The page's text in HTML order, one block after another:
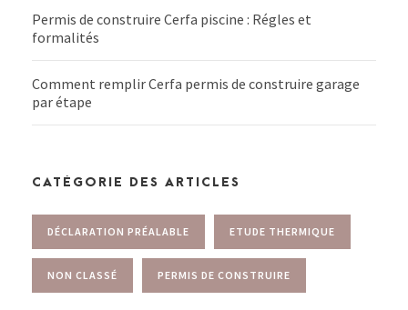
Permis de construire Cerfa piscine : Régles et
formalités
Comment remplir Cerfa permis de construire garage
par étape
CATÉGORIE DES ARTICLES
DÉCLARATION PRÉALABLE ETUDE THERMIQUE
NON CLASSÉ PERMIS DE CONSTRUIRE